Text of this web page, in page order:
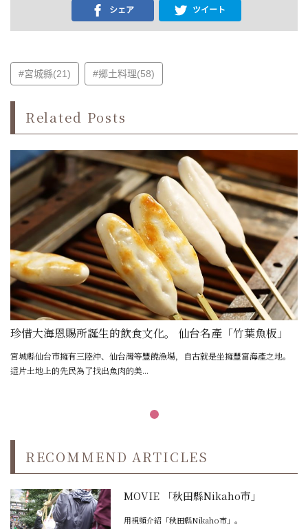
シェア ツイート
#宮城縣(21) #郷土料理(58)
Related Posts
珍惜大海恩賜所誕生的飲食文化。 仙台名產「竹葉魚板」
宮城縣仙台市擁有三陸沖、仙台灣等豐饒漁場，自古就是坐擁豐富海產之地。
這片土地上的先民為了找出魚肉的美...
RECOMMEND ARTICLES
MOVIE 「秋田縣Nikaho市」
用視頻介紹「秋田縣Nikaho市」。